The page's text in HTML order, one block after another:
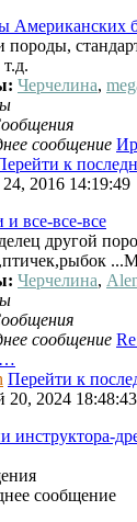
Американских
породы,
Черчелина,
сообщение
к
2016 14:19:49
все-все-все
другой
Черчелина,
сообщение
Перейти к
20, 2024 18:48:43
инструктора-
сообщение